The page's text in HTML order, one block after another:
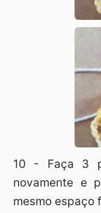
10 - Faça 3
novamente e
mesmo espaço